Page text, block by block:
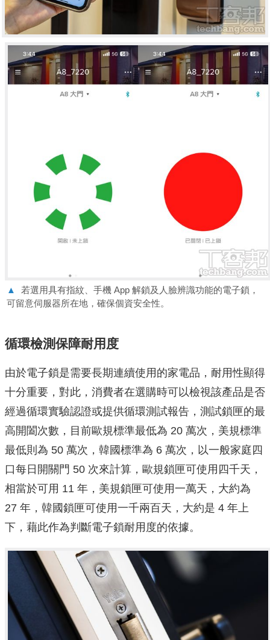
▲
若選用具有指紋、手機 App 解鎖及人臉辨識功能的電子鎖，
可留意伺服器所在地，確保個資安全性。
循環檢測保障耐用度
由於電子鎖是需要長期連續使用的家電品，耐用性顯得
十分重要，對此，消費者在選購時可以檢視該產品是否
經過循環實驗認證或提供循環測試報告，測試鎖匣的最
高開闔次數，目前歐規標準最低為 20 萬次，美規標準
最低則為 50 萬次，韓國標準為 6 萬次，以一般家庭四
口每日開關門 50 次來計算，歐規鎖匣可使用四千天，
相當於可用 11 年，美規鎖匣可使用一萬天，大約為
27 年，韓國鎖匣可使用一千兩百天，大約是 4 年上
下，藉此作為判斷電子鎖耐用度的依據。